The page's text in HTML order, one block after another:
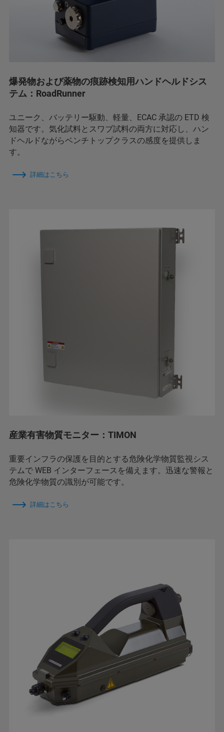
爆発物および薬物の痕跡検知用ハンドヘルドシス
テム：RoadRunner
ユニーク、バッテリー駆動、軽量、ECAC 承認の ETD 検
知器です。気化試料とスワブ試料の両方に対応し、ハン
ドヘルドながらベンチトップクラスの感度を提供しま
す。
詳細はこちら
産業有害物質モニター：TIMON
重要インフラの保護を目的とする危険化学物質監視シス
テムで WEB インターフェースを備えます。迅速な警報と
危険化学物質の識別が可能です。
詳細はこちら